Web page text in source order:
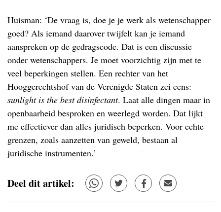
Huisman: ‘De vraag is, doe je je werk als wetenschapper
goed? Als iemand daarover twijfelt kan je iemand
aanspreken op de gedragscode. Dat is een discussie
onder wetenschappers. Je moet voorzichtig zijn met te
veel beperkingen stellen. Een rechter van het
Hooggerechtshof van de Verenigde Staten zei eens:
sunlight is the best disinfectant. Laat alle dingen maar in
openbaarheid besproken en weerlegd worden. Dat lijkt
me effectiever dan alles juridisch beperken. Voor echte
grenzen, zoals aanzetten van geweld, bestaan al
juridische instrumenten.’
Deel dit artikel: